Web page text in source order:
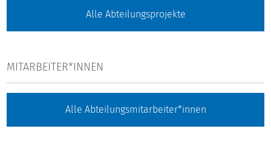
Alle Abteilungsprojekte
MITARBEITER*INNEN
Alle Abteilungsmitarbeiter*innen